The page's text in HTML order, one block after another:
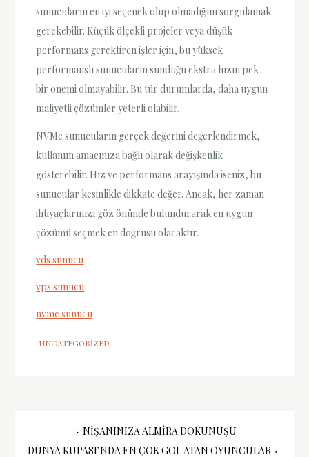
sunucuların en iyi seçenek olup olmadığını sorgulamak
gerekebilir. Küçük ölçekli projeler veya düşük
performans gerektiren işler için, bu yüksek
performanslı sunucuların sunduğu ekstra hızın pek
bir önemi olmayabilir. Bu tür durumlarda, daha uygun
maliyetli çözümler yeterli olabilir.
NVMe sunucuların gerçek değerini değerlendirmek,
kullanım amacınıza bağlı olarak değişkenlik
gösterebilir. Hız ve performans arayışında iseniz, bu
sunucular kesinlikle dikkate değer. Ancak, her zaman
ihtiyaçlarınızı göz önünde bulundurarak en uygun
çözümü seçmek en doğrusu olacaktır.
vds sunucu
vps sunucu
nvme sunucu
UNCATEGORIZED
Yazı
NIŞANINIZA ALMIRA DOKUNUŞU
DÜNYA KUPASI’NDA EN ÇOK GOL ATAN OYUNCULAR